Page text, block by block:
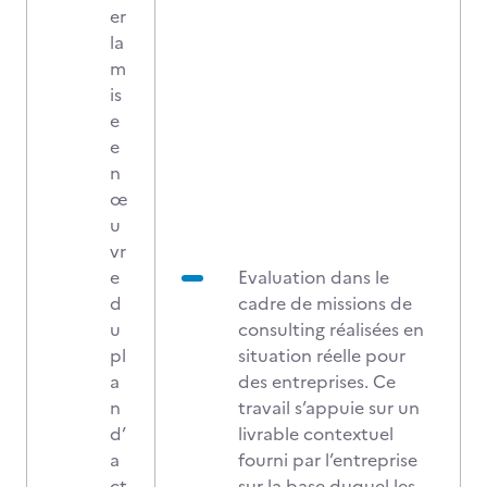
er
la
m
is
e
e
n
œ
u
vr
e
d
u
pl
a
n
d’
a
Evaluation dans le
cadre de missions de
consulting réalisées en
situation réelle pour
des entreprises. Ce
travail s’appuie sur un
livrable contextuel
fourni par l’entreprise